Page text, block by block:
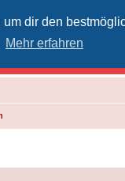
dir den
Mehr erfahren